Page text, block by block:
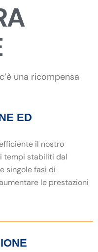
una ricompensa
ED
il nostro
tempi stabiliti dal
singole fasi di
le prestazioni